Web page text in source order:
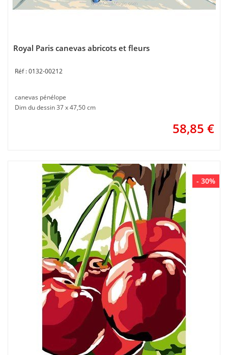
Royal Paris canevas abricots et fleurs
0132-00212
canevas pénélope
Dim du dessin 37 x 47,50 cm
58,85 €
- 30%